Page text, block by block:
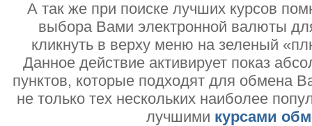
А так же при поиске лучших курсов
выбора Вами электронной валюты
кликнуть в верху меню на зеленый
Данное действие активирует показ
пунктов, которые подходят для обмена
не только тех нескольких наиболее
лучшими курсами